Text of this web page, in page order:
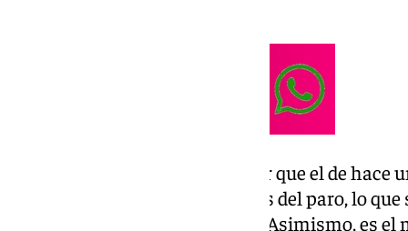
Eso sí, el dato es bastante mejor que el de hace
malagueños menos en las listas del paro, lo
descenso porcentual del 9,46%. Asimismo, es